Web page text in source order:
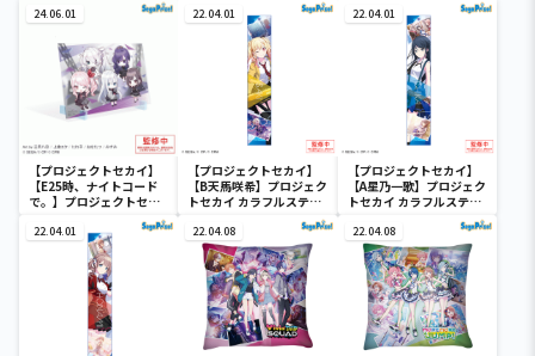
24.06.01
【プロジェクトセカイ】
【E25時、ナイトコード
で。】プロジェクトセカ
イ カラフルステージ！
feat. 初音ミク ビジュ
アルボード
22.04.01
【プロジェクトセカイ】
【B天馬咲希】プロジェク
トセカイ カラフルステー
ジ！ feat. 初音ミク マフ
ラータオル“Leo/need”
22.04.01
【プロジェクトセカイ】
【A星乃一歌】プロジェク
トセカイ カラフルステー
ジ！ feat. 初音ミク マフ
ラータオル“Leo/need”
22.04.01 22.04.08 22.04.08